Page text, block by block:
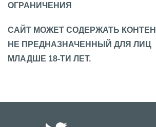
ОГРАНИЧЕНИЯ
САЙТ МОЖЕТ СОДЕРЖАТЬ
НЕ ПРЕДНАЗНАЧЕННЫЙ ДЛЯ ЛИЦ
МЛАДШЕ 18-ТИ ЛЕТ.